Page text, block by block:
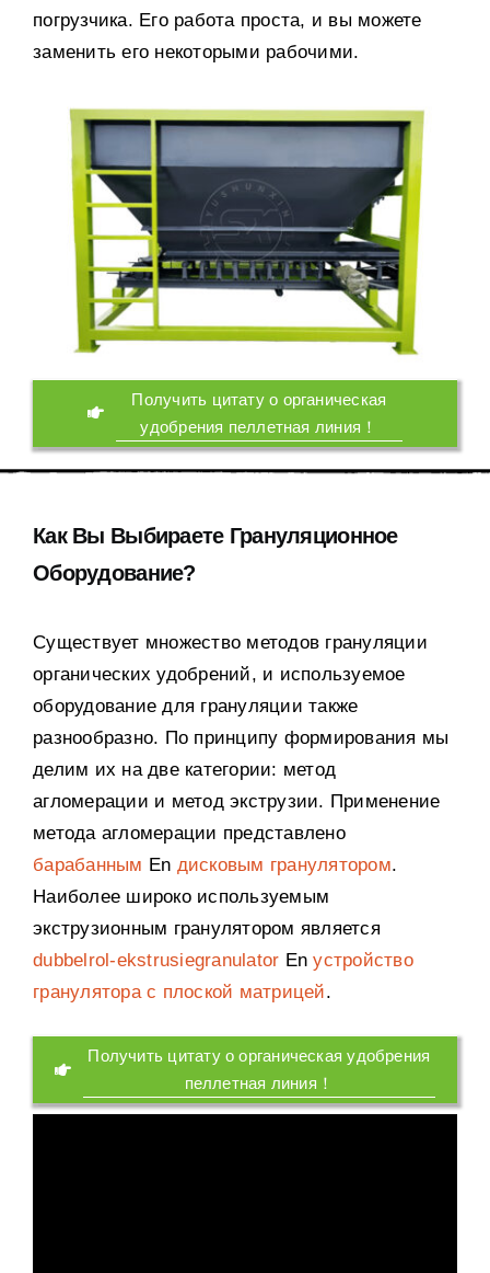
погрузчика. Его работа проста, и вы можете
заменить его некоторыми рабочими.
Получить цитату о органическая
удобрения пеллетная линия！
Как Вы Выбираете Грануляционное
Оборудование?
Существует множество методов грануляции
органических удобрений, и используемое
оборудование для грануляции также
разнообразно. По принципу формирования мы
делим их на две категории: метод
агломерации и метод экструзии. Применение
метода агломерации представлено
барабанным En дисковым гранулятором.
Наиболее широко используемым
экструзионным гранулятором является
dubbelrol-ekstrusiegranulator Enустройство
гранулятора с плоской матрицей.
Получить цитату о органическая удобрения
пеллетная линия！